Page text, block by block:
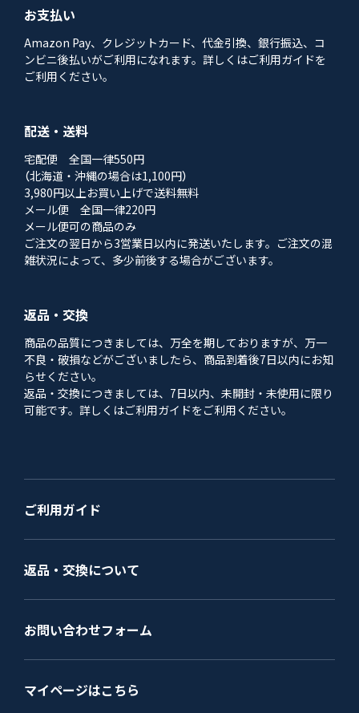
お支払い
Amazon Pay、クレジットカード、代金引換、銀行振込、コ
ンビニ後払いがご利用になれます。詳しくはご利用ガイドを
ご利用ください。
配送・送料
宅配便 全国一律550円
（北海道・沖縄の場合は1,100円）
3,980円以上お買い上げで送料無料
メール便 全国一律220円
メール便可の商品のみ
ご注文の翌日から3営業日以内に発送いたします。ご注文の混
雑状況によって、多少前後する場合がございます。
返品・交換
商品の品質につきましては、万全を期しておりますが、万一
不良・破損などがございましたら、商品到着後7日以内にお知
らせください。
返品・交換につきましては、7日以内、未開封・未使用に限り
可能です。詳しくはご利用ガイドをご利用ください。
ご利用ガイド
返品・交換について
お問い合わせフォーム
マイページはこちら